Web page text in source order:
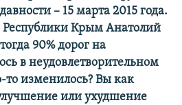
–​ 15 марта 2015 года.
Крым Анатолий
90% дорог на
в неудовлетворительном
то изменилось? Вы как
или ухудшение